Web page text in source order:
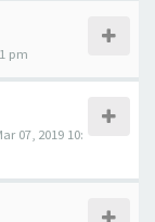
pm
07, 2019 10: